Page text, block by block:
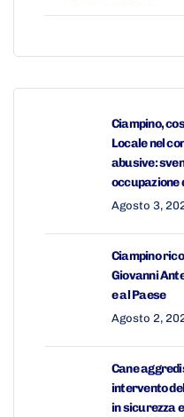
Ciampino,
Locale nel
abusive:
occupazione
Agosto 3,
Ciampino
Giovanni
e al Paese
Agosto 2,
Cane
intervento
in sicurezza